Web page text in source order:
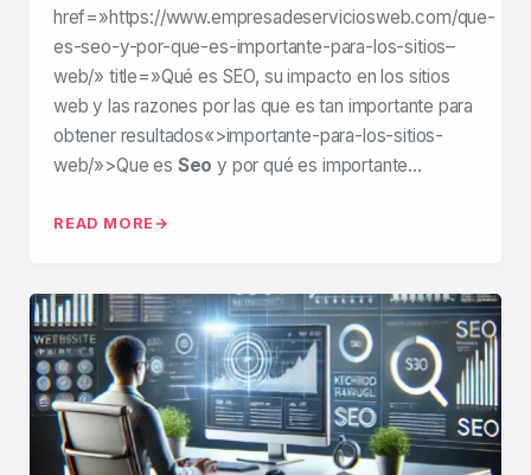
href=»https://www.empresadeserviciosweb.com/que-
es-seo-y-por-que-es-importante-para-los-sitios–
web/» title=»Qué es SEO, su impacto en los sitios
web y las razones por las que es tan importante para
obtener resultados«>importante-para-los-sitios-
web/»>Que es Seo y por qué es importante…
READ MORE